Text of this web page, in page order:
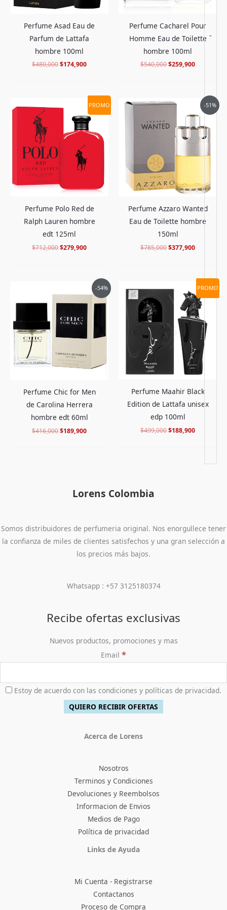
-
Perfume Asad Eau de
Parfum de Lattafa
hombre 100ml
$480,000$174,900
Perfume Cacharel Pour
Homme Eau de Toilette
hombre 100ml
$540,000$259,900
PROMO
Perfume Polo Red de
Ralph Lauren hombre
edt 125ml
$712,000
precio
original
$712,000.
$279,900
El
precio
actual
es:
$279,900.
-51%
Perfume Azzaro Wanted
Eau de Toilette hombre
150ml
$785,000
El
original
era:
$785,000.
$377,900
precio
actual
es:
$377,900.
-54%
Perfume Chic for Men
de Carolina Herrera
hombre edt 60ml
$416,000
precio
original
$416,000.
$189,900
precio
actual
es:
$189,900.
PROMO
Perfume Maahir Black
Edition de Lattafa unisex
edp 100ml
$499,000
precio
original
$499,000.
$188,900
El
precio
actual
es:
$188,900.
Lorens Colombia
Somos distribuidores de perfumeria original. Nos enorgullece tener
la confianza de miles de clientes satisfechos y una gran selección a
los precios más bajos.
Whatsapp : +57 3125180374
Recibe ofertas exclusivas
Nuevos productos, promociones y mas
Email *
Estoy de acuerdo con las condiciones y políticas de privacidad.
Acerca de Lorens
Nosotros
Terminos y Condiciones
Devoluciones y Reembolsos
Informacion de Envios
Medios de Pago
Política de privacidad
Links de Ayuda
Mi Cuenta - Registrarse
Contactanos
Proceso de Compra
Facebook
Instagram
TikTokPinterest